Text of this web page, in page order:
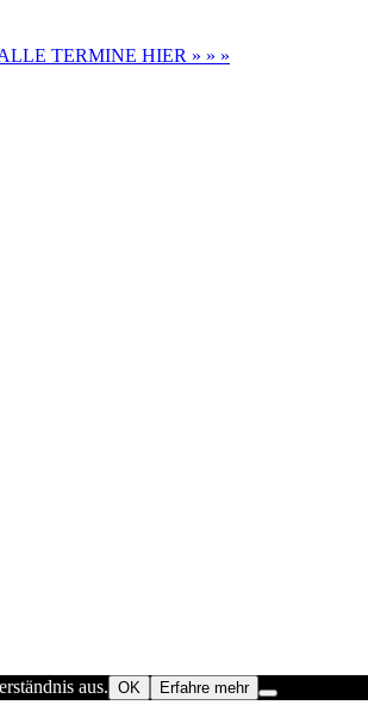
ALLE TERMINE HIER » » »
aus. OK Erfahre mehr